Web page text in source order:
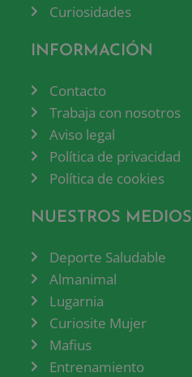
Curiosidades
INFORMACIÓN
Contacto
Trabaja con nosotros
Aviso legal
Política de privacidad
Política de cookies
NUESTROS MEDIOS
Deporte Saludable
Almanimal
Lugarnia
Curiosite Mujer
Mafius
Entrenamiento